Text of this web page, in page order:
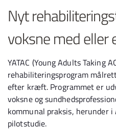
Nyt
voksne med
YATAC (Young Adults Taking
rehabiliteringsprogram
efter kræft. Programmet er
voksne og
kommunal praksis, herunder
pilotstudie.